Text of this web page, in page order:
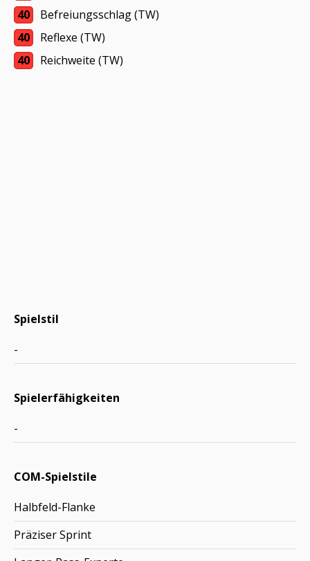
40
Befreiungsschlag (TW)
40
Reflexe (TW)
40
Reichweite (TW)
Spielstil
-
Spielerfähigkeiten
-
COM-Spielstile
Halbfeld-Flanke
Präziser Sprint